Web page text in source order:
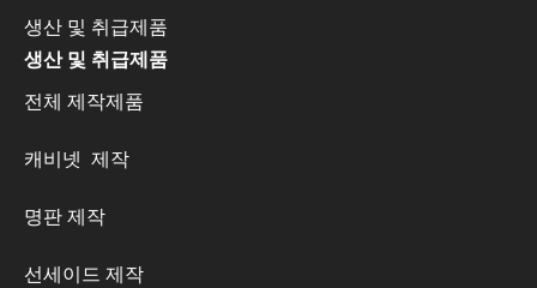
생산 및 취급제품
생산 및 취급제품
전체 제작제품
캐비넷 제작
명판 제작
선세이드 제작